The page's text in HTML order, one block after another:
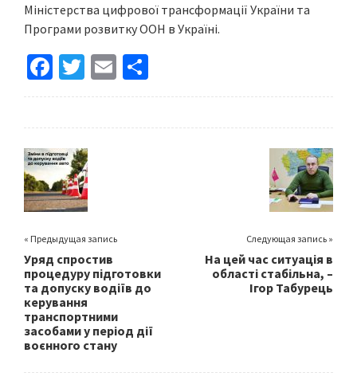
Міністерства цифрової трансформації України та
Програми розвитку ООН в Україні.
Fa
ce
o
o
k
T
wi
er
E
m h
« Предыдущая запись
Уряд спростив
процедуру підготовки
та допуску водіїв до
керування
транспортними
засобами у період дії
воєнного стану
Следующая запись »
На цей час ситуація в
області стабільна, –
Ігор Табурець